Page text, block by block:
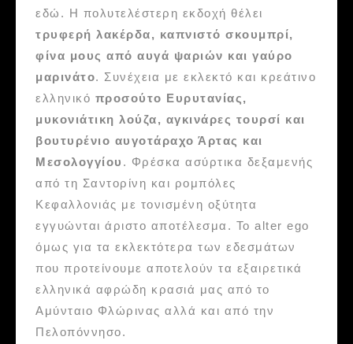
εδώ. Η πολυτελέστερη εκδοχή θέλει
τρυφερή λακέρδα, καπνιστό σκουμπρί,
φίνα μους από αυγά ψαριών και γαύρο
μαρινάτο. Συνέχεια με εκλεκτό και κρεάτινο
ελληνικό προσούτο Ευρυτανίας,
μυκονιάτικη λούζα, αγκινάρες τουρσί και
βουτυρένιο αυγοτάραχο Άρτας και
Μεσολογγίου . Φρέσκα ασύρτικα δεξαμενής
από τη Σαντορίνη και ρομπόλες
Κεφαλλονιάς με τονισμένη οξύτητα
εγγυώνται άριστο αποτέλεσμα. Το alter ego
όμως για τα εκλεκτότερα των εδεσμάτων
που προτείνουμε αποτελούν τα εξαιρετικά
ελληνικά αφρώδη κρασιά μας από το
Αμύνταιο Φλώρινας αλλά και από την
Πελοπόννησο.